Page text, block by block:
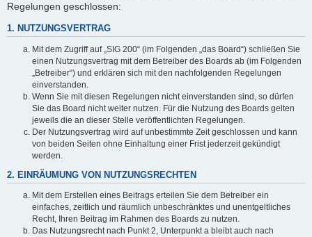
Regelungen geschlossen:
1. NUTZUNGSVERTRAG
Mit dem Zugriff auf „SIG 200“ (im Folgenden „das Board“) schließen Sie
einen Nutzungsvertrag mit dem Betreiber des Boards ab (im Folgenden
„Betreiber“) und erklären sich mit den nachfolgenden Regelungen
einverstanden.
Wenn Sie mit diesen Regelungen nicht einverstanden sind, so dürfen
Sie das Board nicht weiter nutzen. Für die Nutzung des Boards gelten
jeweils die an dieser Stelle veröffentlichten Regelungen.
Der Nutzungsvertrag wird auf unbestimmte Zeit geschlossen und kann
von beiden Seiten ohne Einhaltung einer Frist jederzeit gekündigt
werden.
2. EINRÄUMUNG VON NUTZUNGSRECHTEN
Mit dem Erstellen eines Beitrags erteilen Sie dem Betreiber ein
einfaches, zeitlich und räumlich unbeschränktes und unentgeltliches
Recht, Ihren Beitrag im Rahmen des Boards zu nutzen.
Das Nutzungsrecht nach Punkt 2, Unterpunkt a bleibt auch nach